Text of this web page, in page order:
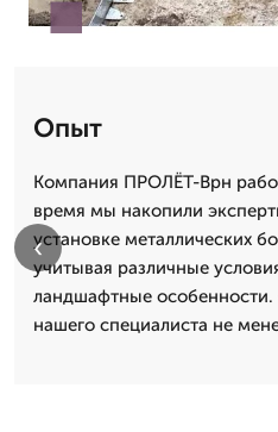
Опыт
Компания ПРОЛЁТ-Врн
время мы накопили
установке металлических
учитывая различные
ландшафтные
нашего специалиста не
‹